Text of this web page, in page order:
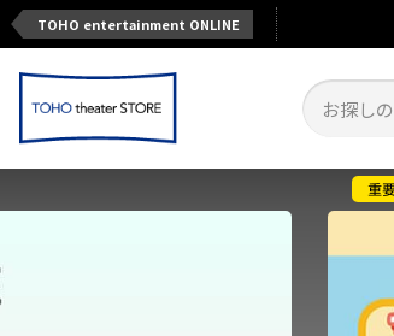
TOHO entertainment ONLINE